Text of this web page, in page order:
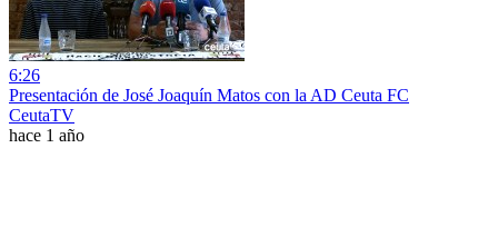
6:26
Presentación de José Joaquín Matos con la AD Ceuta FC
CeutaTV
hace 1 año